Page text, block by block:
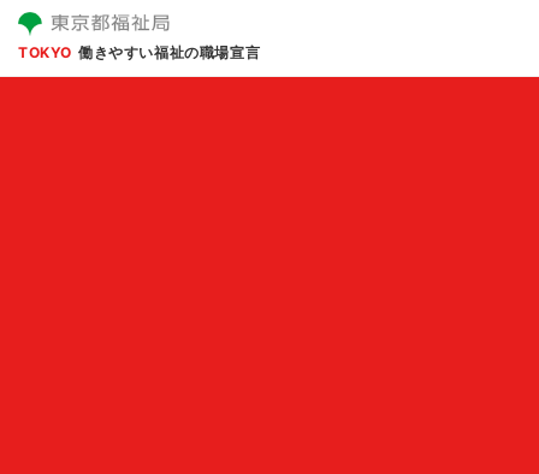
TOKYO 働きやすい福祉の職場宣言